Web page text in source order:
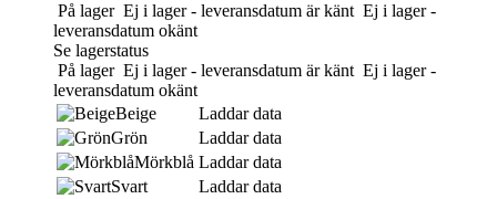
På lager Ej i lager - leveransdatum är känt Ej i lager -
leveransdatum okänt
Se lagerstatus
På lager Ej i lager - leveransdatum är känt Ej i lager -
leveransdatum okänt
Beige
Laddar data
Grön
Laddar data
Mörkblå Laddar data
Svart
Laddar data